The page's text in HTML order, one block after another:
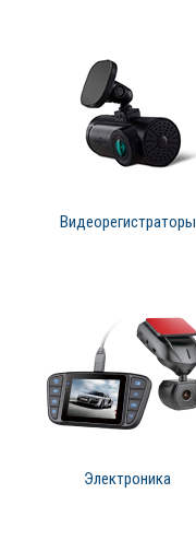
Видеорегистраторы
Электроника